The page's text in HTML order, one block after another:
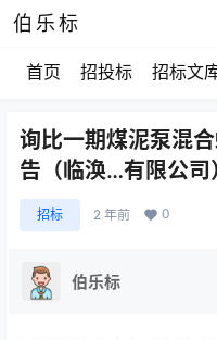
伯乐标
首页 招投标 招标文
询比一期煤泥泵混
告（临涣…有限公司
招标 2 年前 0
伯乐标